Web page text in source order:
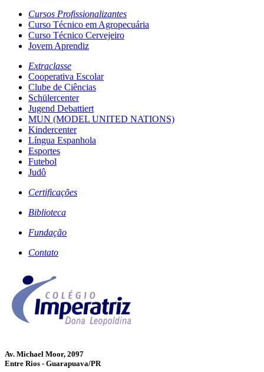
Cursos Profissionalizantes
Curso Técnico em Agropecuária
Curso Técnico Cervejeiro
Jovem Aprendiz
Extraclasse
Cooperativa Escolar
Clube de Ciências
Schülercenter
Jugend Debattiert
MUN (MODEL UNITED NATIONS)
Kindercenter
Língua Espanhola
Esportes
Futebol
Judô
Certificações
Biblioteca
Fundação
Contato
Av. Michael Moor, 2097
Entre Rios - Guarapuava/PR